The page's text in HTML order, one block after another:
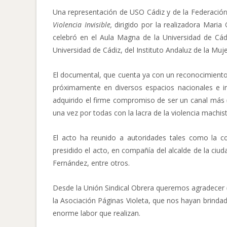
Una representación de USO Cádiz y de la
Violencia Invisible, dirigido por la realizadora Maria
celebró en el Aula Magna de la Universidad de
Universidad de Cádiz, del Instituto Andaluz de la
El documental, que cuenta ya con un
próximamente en diversos espacios nacionales
adquirido el firme compromiso de ser un canal
una vez por todas con la lacra de la violencia
El acto ha reunido a autoridades tales como la
presidido el acto, en compañía del alcalde de la
Fernández, entre otros.
Desde la Unión Sindical Obrera queremos
la Asociación Páginas Violeta, que nos hayan
enorme labor que realizan.